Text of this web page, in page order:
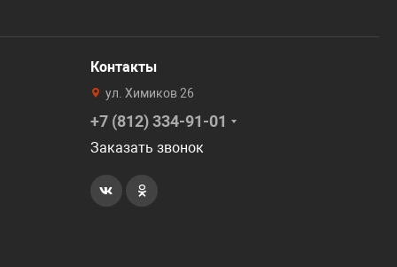
Контакты
ул. Химиков 26
+7 (812) 334-91-01
Заказать звонок